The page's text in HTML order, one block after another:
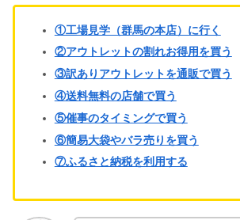
モンロワールまずい
ロワールとの違い【
焼肉きんぐで予約な
予約方法＆できない
①工場見学（群馬の本店）に行く
②アウトレットの割れお得用を買う
③訳ありアウトレットを通販で買う
④送料無料の店舗で買う
⑤催事のタイミングで買う
⑥簡易大袋やバラ売りを買う
⑦ふるさと納税を利用する